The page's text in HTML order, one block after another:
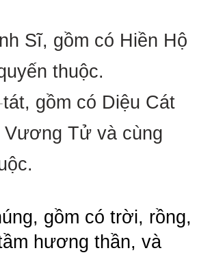
Sĩ, gồm có Hiền Hộ
thuộc.
tát, gồm có Diệu Cát
Tử và cùng
gồm có trời, rồng,
hương thần, và